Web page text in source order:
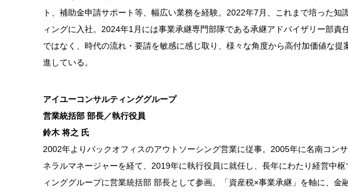
ト、補助金申請サポート等、幅広い業務を経験。2022年7月、これまで培った
ィングに入社。2024年1月には事業承継専門部隊である承継アドバイザリー部
ではなく、時代の流れ・要請を敏感に感じ取り、様々な角度から高付加価値な
進している。
アイユーコンサルティンググループ
営業統括部 部長／執行役員
鈴木 将之 氏
2002年よりバックオフィスのアウトソーシング営業に従事。2005年に名南コン
ネラルマネージャーを経て、2019年に執行役員に就任し、長年にわたり経営中
ィンググループに営業統括部 部長として参画。「資産税×事業承継」を軸に、